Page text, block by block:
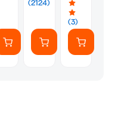
(2124)
(7
(3)